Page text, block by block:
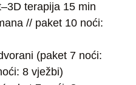
terapija 15 min
// paket 10 noći:
(paket 7 noći:
8 vježbi)